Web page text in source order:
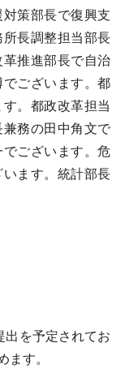
策部長で復興支
長調整担当部長
推進部長で自治
ございます。都
。都政改革担当
務の田中角文で
ございます。危
ます。統計部長
を予定されてお
ます。